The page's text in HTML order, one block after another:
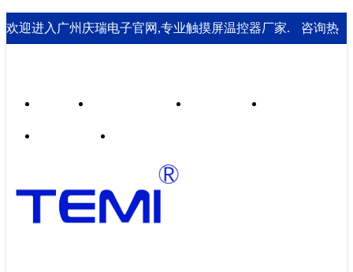
欢迎进入广州庆瑞电子官网,专业触摸屏温控器厂家. 咨询热